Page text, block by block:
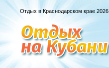
Отдых в Краснодарском крае 2026